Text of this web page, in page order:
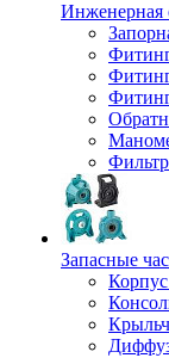
Инженерная
Запасные
Корпус